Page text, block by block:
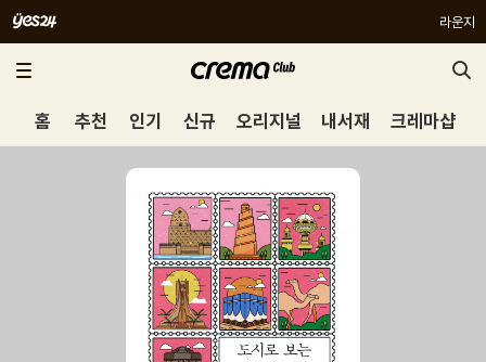
라운지
홈 추천 인기 신규 오리지널 내서재 크레마샵